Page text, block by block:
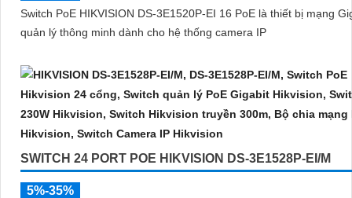
Switch PoE HIKVISION DS-3E1520P-EI 16 PoE là thiết bị mạng
quản lý thông minh dành cho hệ thống camera IP
SWITCH 24 PORT POE HIKVISION DS-3E1528P-EI/M
5%-35%